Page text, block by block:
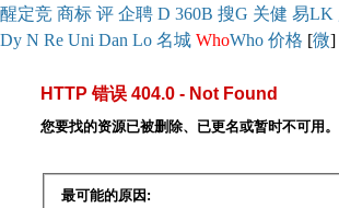
醒定竞 商标 评 企聘 D 360B 搜G 关健 易LK
Dy N Re Uni Dan Lo 名城 WhoWho 价格 [微]